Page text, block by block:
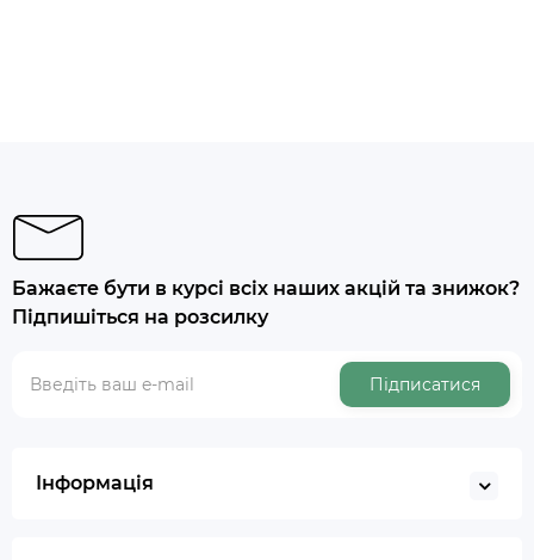
Бажаєте бути в курсі всіх наших акцій та знижок?
Підпишіться на розсилку
Підписатися
Інформація